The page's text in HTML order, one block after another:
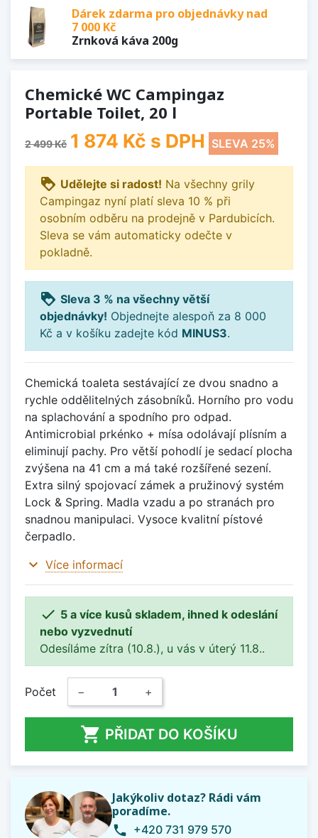
Dárek zdarma pro objednávky nad
7 000 Kč
Zrnková káva 200g
Chemické WC Campingaz
Portable Toilet, 20 l
2 499 Kč 1 874 Kč s DPH SLEVA 25%
loyalty Udělejte si radost! Na všechny grily
Campingaz nyní platí sleva 10 % při
osobním odběru na prodejně v Pardubicích.
Sleva se vám automaticky odečte v
pokladně.
loyalty Sleva 3 % na všechny větší
objednávky! Objednejte alespoň za 8 000
Kč a v košíku zadejte kód MINUS3.
Chemická toaleta sestávající ze dvou snadno a
rychle oddělitelných zásobníků. Horního pro vodu
na splachování a spodního pro odpad.
Antimicrobial prkénko + mísa odolávají plísním a
eliminují pachy. Pro větší pohodlí je sedací plocha
zvýšena na 41 cm a má také rozšířené sezení.
Extra silný spojovací zámek a pružinový systém
Lock & Spring. Madla vzadu a po stranách pro
snadnou manipulaci. Vysoce kvalitní pístové
čerpadlo.
expand_more Více informací
 5 a více kusů skladem, ihned k odeslání
nebo vyzvednutí
Odesíláme zítra (10.8.), u vás v úterý 11.8..
Počet − +
 PŘIDAT DO KOŠÍKU
Jakýkoliv dotaz? Rádi vám
poradíme.
phone +420 731 979 570